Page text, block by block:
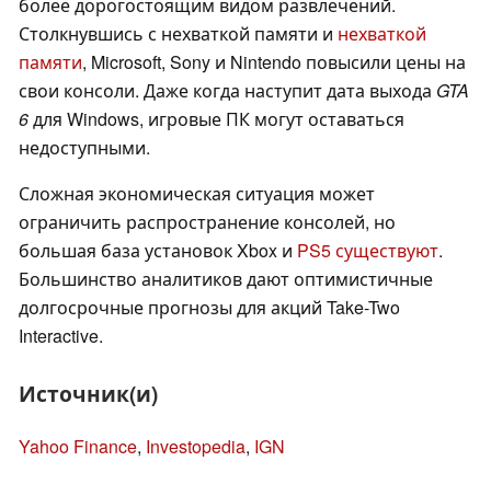
более дорогостоящим видом развлечений.
Столкнувшись с нехваткой памяти и нехваткой
памяти, Microsoft, Sony и Nintendo повысили цены на
свои консоли. Даже когда наступит дата выхода GTA
6для Windows, игровые ПК могут оставаться
недоступными.
Сложная экономическая ситуация может
ограничить распространение консолей, но
большая база установок Xbox и PS5 существуют.
Большинство аналитиков дают оптимистичные
долгосрочные прогнозы для акций Take-Two
Interactive.
Источник(и)
Yahoo Finance, Investopedia, IGN